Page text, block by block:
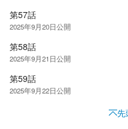
第57話
2025年9月20日公開
第58話
2025年9月21日公開
第59話
2025年9月22日公開
先